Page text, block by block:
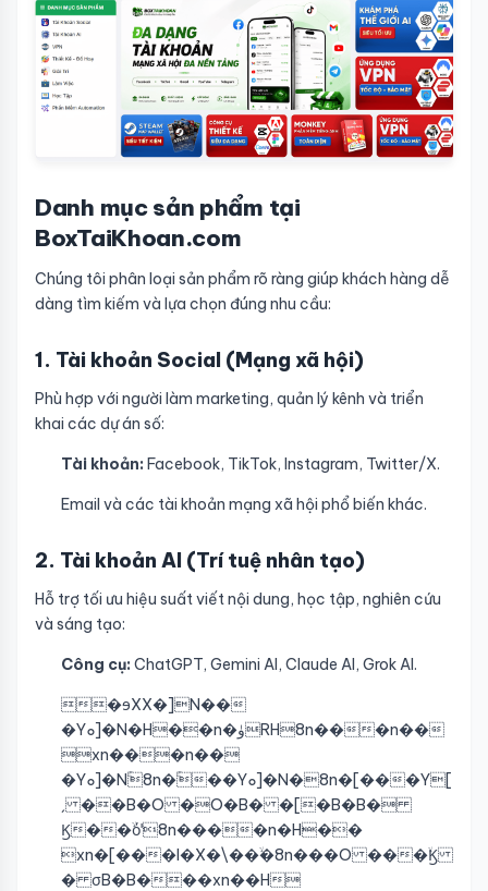
Danh mục sản phẩm tại
BoxTaiKhoan.com
Chúng tôi phân loại sản phẩm rõ ràng giúp khách hàng dễ
dàng tìm kiếm và lựa chọn đúng nhu cầu:
1. Tài khoản Social (Mạng xã hội)
Phù hợp với người làm marketing, quản lý kênh và triển
khai các dự án số:
Tài khoản: Facebook, TikTok, Instagram, Twitter/X.
Email và các tài khoản mạng xã hội phổ biến khác.
2. Tài khoản AI (Trí tuệ nhân tạo)
Hỗ trợ tối ưu hiệu suất viết nội dung, học tập, nghiên cứu
và sáng tạo:
Công cụ: ChatGPT, Gemini AI, Claude AI, Grok AI.
�ɘXX�]N��
�Yܘ]�N�H��n�ۈRH8n���n��
xn���n��
�Yܘ]�Nۚ8n�ۚ��Yܘ]�N�8n�[���Y[
ˏ ��B�O �O�B� �[�B�B�
Ϗ��ۙόˈ8n����n�H��
xn�[���I�X�\��ۙ�8n���O ���ۙϏ
� σB�B���xn��H